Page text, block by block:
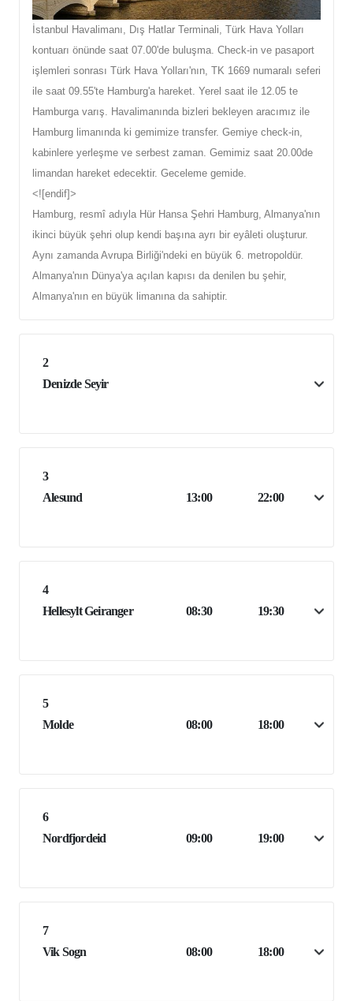
İstanbul Havalimanı, Dış Hatlar Terminali, Türk Hava Yolları
kontuarı önünde saat 07.00'de buluşma. Check-in ve pasaport
işlemleri sonrası Türk Hava Yolları'nın, TK 1669 numaralı seferi
ile saat 09.55'te Hamburg'a hareket. Yerel saat ile 12.05 te
Hamburga varış. Havalimanında bizleri bekleyen aracımız ile
Hamburg limanında ki gemimize transfer. Gemiye check-in,
kabinlere yerleşme ve serbest zaman. Gemimiz saat 20.00de
limandan hareket edecektir. Geceleme gemide.
<![endif]>
Hamburg, resmî adıyla Hür Hansa Şehri Hamburg, Almanya'nın
ikinci büyük şehri olup kendi başına ayrı bir eyâleti oluşturur.
Aynı zamanda Avrupa Birliği'ndeki en büyük 6. metropoldür.
Almanya'nın Dünya'ya açılan kapısı da denilen bu şehir,
Almanya'nın en büyük limanına da sahiptir.
2
Denizde Seyir
3
Alesund
13:00 22:00
4
Hellesylt Geiranger
08:30 19:30
5
Molde
08:00 18:00
6
Nordfjordeid
09:00 19:00
7
Vik Sogn
08:00 18:00